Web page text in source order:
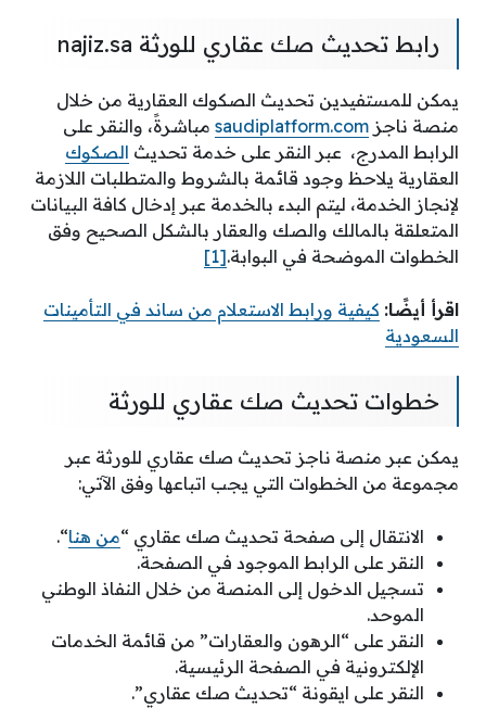
رابط تحديث صك عقاري للورثة najiz.sa
يمكن للمستفيدين تحديث الصكوك العقارية من خلال
منصة ناجز saudiplatform.com مباشرةً، والنقر على
الرابط المدرج، عبر النقر على خدمة تحديث الصكوك
العقارية يلاحظ وجود قائمة بالشروط والمتطلبات اللازمة
لإنجاز الخدمة، ليتم البدء بالخدمة عبر إدخال كافة البيانات
المتعلقة بالمالك والصك والعقار بالشكل الصحيح وفق
الخطوات الموضحة في البوابة.[1]
اقرأ أيضًا: كيفية ورابط الاستعلام من ساند في التأمينات
السعودية
خطوات تحديث صك عقاري للورثة
يمكن عبر منصة ناجز تحديث صك عقاري للورثة عبر
مجموعة من الخطوات التي يجب اتباعها وفق الآتي:
الانتقال إلى صفحة تحديث صك عقاري “من هنا“.
النقر على الرابط الموجود في الصفحة.
تسجيل الدخول إلى المنصة من خلال النفاذ الوطني
الموحد.
النقر على “الرهون والعقارات” من قائمة الخدمات
الإلكترونية في الصفحة الرئيسية.
النقر على ايقونة “تحديث صك عقاري”.